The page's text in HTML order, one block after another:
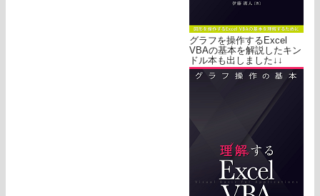
グラフを操作するExcel
VBAの基本を解説したキン
ドル本も出しました↓↓